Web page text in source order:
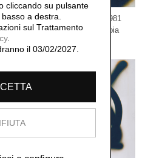
Frammenti segni n.4,
1981
tela fotografica viraggio seppia
cliccando su pulsante
a destra.
sul Trattamento
.
il 03/02/2027.